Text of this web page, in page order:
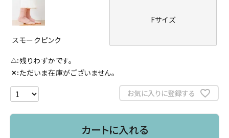
スモークピンク
Fサイズ
△ 残りわずかです。
✕ ただいま在庫がございません。
お気に入りに登録する
カートに入れる